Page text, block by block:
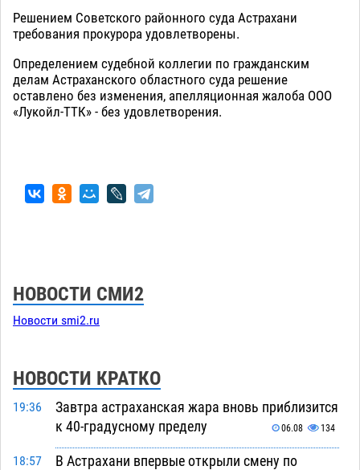
Решением Советского районного суда Астрахани
требования прокурора удовлетворены.
Определением судебной коллегии по гражданским
делам Астраханского областного суда решение
оставлено без изменения, апелляционная жалоба ООО
«Лукойл-ТТК» - без удовлетворения.
НОВОСТИ СМИ2
Новости smi2.ru
НОВОСТИ КРАТКО
19:36
Завтра астраханская жара вновь приблизится
к 40-градусному пределу
06.08 134
18:57
В Астрахани впервые открыли смену по